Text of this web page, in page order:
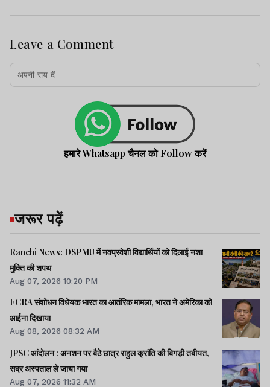
Leave a Comment
हमारे Whatsapp चैनल को Follow करें
जरूर पढ़ें
Ranchi News: DSPMU में नवप्रवेशी विद्यार्थियों को दिलाई नशा
मुक्ति की शपथ
Aug 07, 2026 10:20 PM
FCRA संशोधन विधेयक भारत का आतंरिक मामला, भारत ने अमेरिका को
आईना दिखाया
Aug 08, 2026 08:32 AM
JPSC आंदोलन : अनशन पर बैठे छात्र राहुल क्रांति की बिगड़ी तबीयत,
सदर अस्पताल ले जाया गया
Aug 07, 2026 11:32 AM